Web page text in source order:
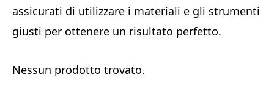
assicurati di utilizzare i materiali e gli strumenti
giusti per ottenere un risultato perfetto.
Nessun prodotto trovato.